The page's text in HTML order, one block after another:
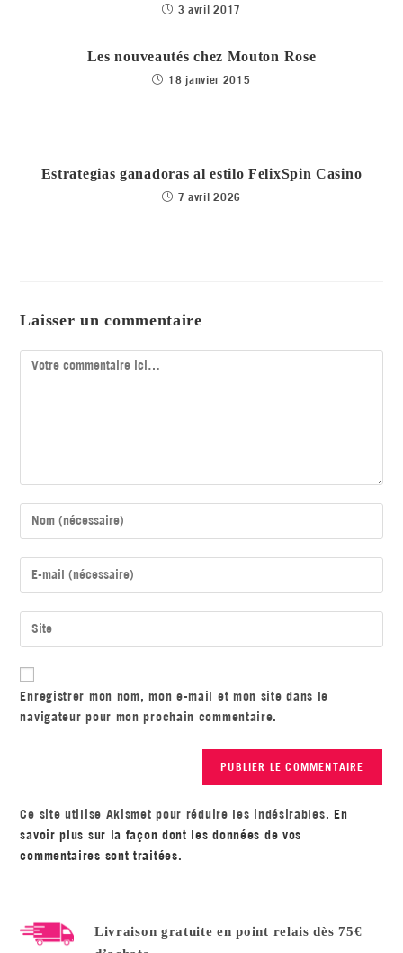
3 avril 2017
Les nouveautés chez Mouton Rose
18 janvier 2015
Estrategias ganadoras al estilo FelixSpin Casino
7 avril 2026
Laisser un commentaire
Enregistrer mon nom, mon e-mail et mon site dans le
navigateur pour mon prochain commentaire.
Ce site utilise Akismet pour réduire les indésirables. En
savoir plus sur la façon dont les données de vos
commentaires sont traitées.
Livraison gratuite en point relais dès 75€